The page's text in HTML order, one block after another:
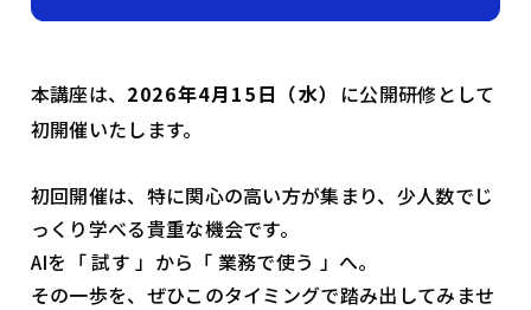
本講座は、 2026年4月15日（水） に公開研修として
初開催いたします。
初回開催は、特に関心の高い方が集まり、少人数でじ
っくり学べる貴重な機会です。
AIを「 試す 」から「 業務で使う 」へ。
その一歩を、ぜひこのタイミングで踏み出してみませ